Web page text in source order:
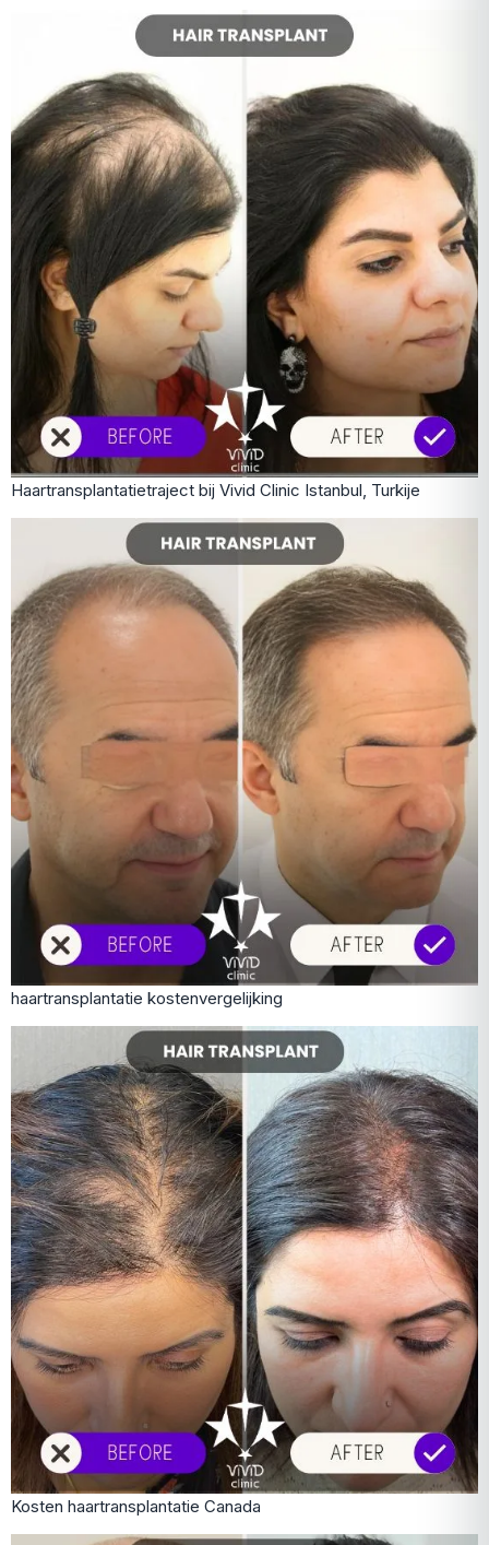
Haartransplantatietraject bij Vivid Clinic Istanbul, Turkije
haartransplantatie kostenvergelijking
Kosten haartransplantatie Canada